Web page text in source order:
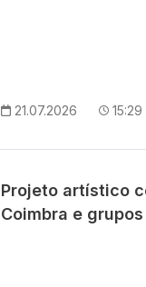
21.07.2026 15:29
Projeto artístico
Coimbra e